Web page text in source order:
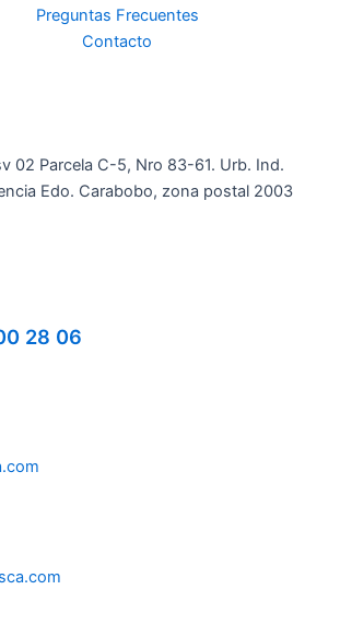
Preguntas Frecuentes
Contacto
02 Parcela C-5, Nro 83-61. Urb. Ind.
Edo. Carabobo, zona postal 2003
28 06